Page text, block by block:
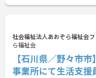
社会福祉法人あおぞら福祉会
ら福祉会
【石川県／野々市
事業所にて生活支援